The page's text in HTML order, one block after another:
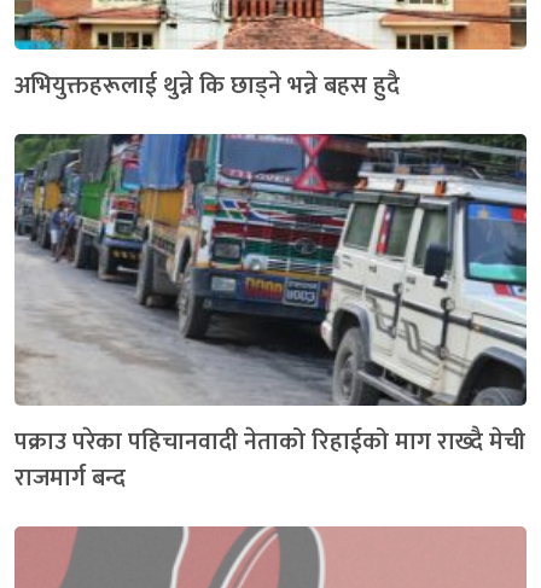
अभियुक्तहरूलाई थुन्ने कि छाड्ने भन्ने बहस हुदै
पक्राउ परेका पहिचानवादी नेताको रिहाईको माग राख्दै मेची
राजमार्ग बन्द